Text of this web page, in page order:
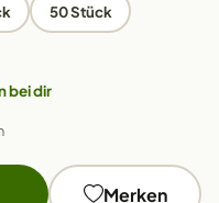
50 Stück
bei dir
Merken